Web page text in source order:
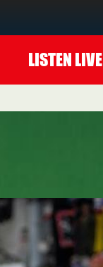
22:00 - 00:00
LISTEN LIVE